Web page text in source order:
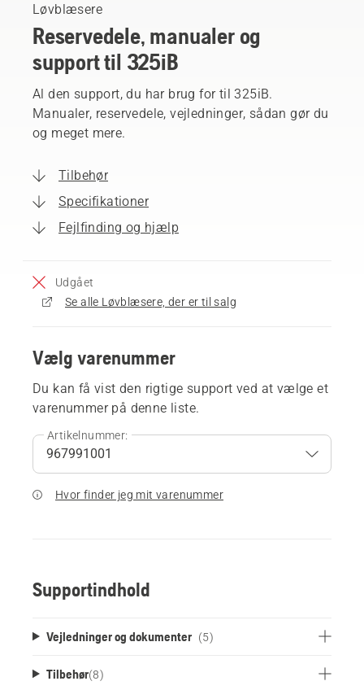
Løvblæsere
Reservedele, manualer og
support til 325iB
Al den support, du har brug for til 325iB.
Manualer, reservedele, vejledninger, sådan gør du
og meget mere.
Tilbehør
Specifikationer
Fejlfinding og hjælp
Udgået
Se alle Løvblæsere, der er til salg
Vælg varenummer
Du kan få vist den rigtige support ved at vælge et
varenummer på denne liste.
Artikelnummer:
Hvor finder jeg mit varenummer
Supportindhold
Vejledninger og dokumenter (5)
Tilbehør(8)